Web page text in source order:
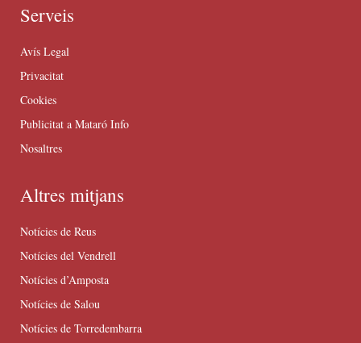
Serveis
Avís Legal
Privacitat
Cookies
Publicitat a Mataró Info
Nosaltres
Altres mitjans
Notícies de Reus
Notícies del Vendrell
Notícies d’Amposta
Notícies de Salou
Notícies de Torredembarra